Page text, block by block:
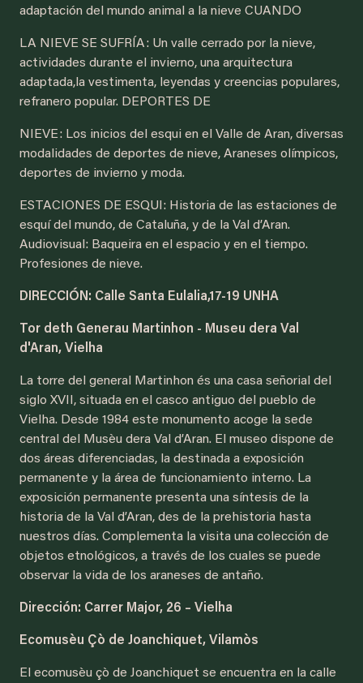
adaptación del mundo animal a la nieve CUANDO
LA NIEVE SE SUFRÍA: Un valle cerrado por la nieve,
actividades durante el invierno, una arquitectura
adaptada,la vestimenta, leyendas y creencias populares,
refranero popular. DEPORTES DE
NIEVE: Los inicios del esqui en el Valle de Aran, diversas
modalidades de deportes de nieve, Araneses olímpicos,
deportes de invierno y moda.
ESTACIONES DE ESQUI: Historia de las estaciones de
esquí del mundo, de Cataluña, y de la Val d’Aran.
Audiovisual: Baqueira en el espacio y en el tiempo.
Profesiones de nieve.
DIRECCIÓN: Calle Santa Eulalia,17-19 UNHA
Tor deth Generau Martinhon - Museu dera Val
d'Aran, Vielha
La torre del general Martinhon és una casa señorial del
siglo XVII, situada en el casco antiguo del pueblo de
Vielha. Desde 1984 este monumento acoge la sede
central del Musèu dera Val d’Aran. El museo dispone de
dos áreas diferenciadas, la destinada a exposición
permanente y la área de funcionamiento interno. La
exposición permanente presenta una síntesis de la
historia de la Val d’Aran, des de la prehistoria hasta
nuestros días. Complementa la visita una colección de
objetos etnológicos, a través de los cuales se puede
observar la vida de los araneses de antaño.
Dirección: Carrer Major, 26 – Vielha
Ecomusèu Çò de Joanchiquet, Vilamòs
El ecomusèu çò de Joanchiquet se encuentra en la calle